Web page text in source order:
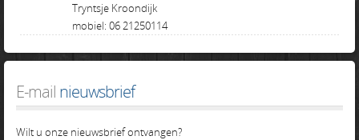
Tryntsje Kroondijk
mobiel: 06 21250114
E-mail nieuwsbrief
Wilt u onze nieuwsbrief ontvangen?